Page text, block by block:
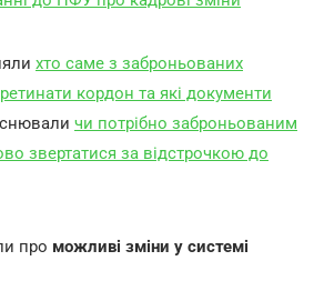
хто саме з заброньованих
кордон та які документи
чи потрібно заброньованим
звертатися за відстрочкою до
про можливі зміни у системі